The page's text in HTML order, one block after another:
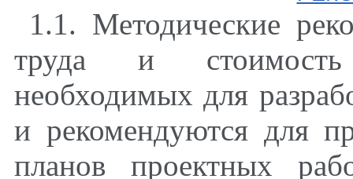
1.1. Методические
труда и стоимость
необходимых для
и рекомендуются для
планов проектных